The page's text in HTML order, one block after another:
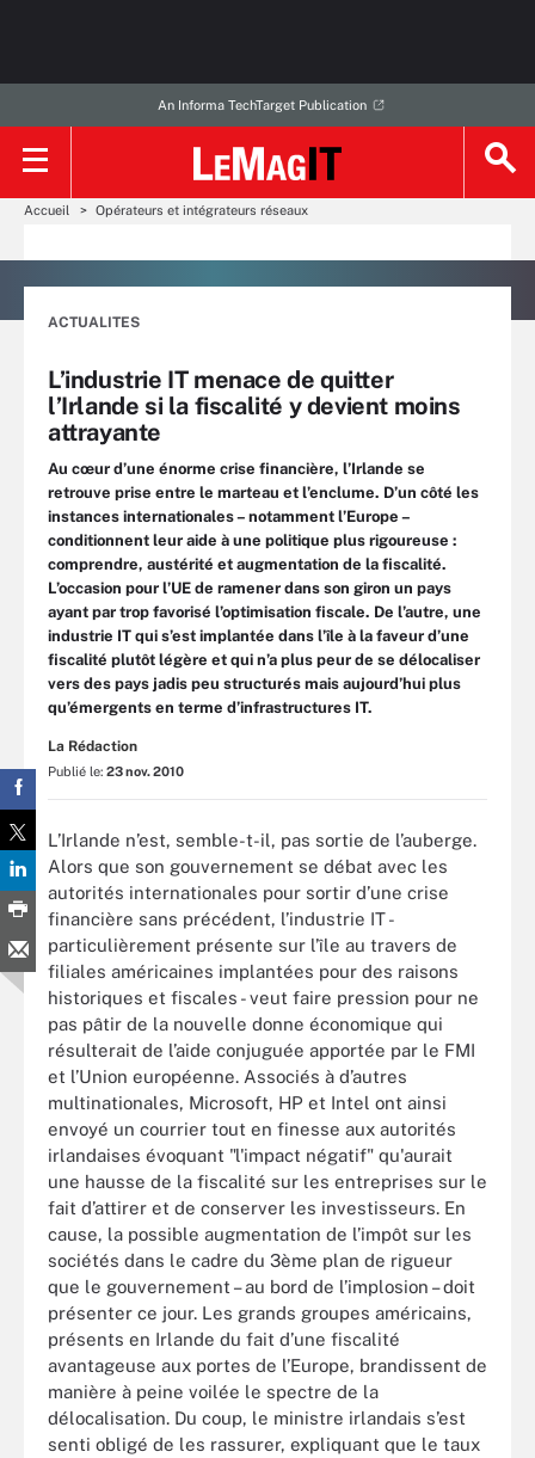
An Informa TechTarget Publication
Accueil Opérateurs et intégrateurs réseaux
ACTUALITES
L’industrie IT menace de quitter
l’Irlande si la fiscalité y devient moins
attrayante
Au cœur d’une énorme crise financière, l’Irlande se
retrouve prise entre le marteau et l’enclume. D’un côté les
instances internationales – notamment l’Europe –
conditionnent leur aide à une politique plus rigoureuse :
comprendre, austérité et augmentation de la fiscalité.
L’occasion pour l’UE de ramener dans son giron un pays
ayant par trop favorisé l’optimisation fiscale. De l’autre, une
industrie IT qui s’est implantée dans l’île à la faveur d’une
fiscalité plutôt légère et qui n’a plus peur de se délocaliser
vers des pays jadis peu structurés mais aujourd’hui plus
qu’émergents en terme d’infrastructures IT.
La Rédaction
Publié le: 23 nov. 2010
L’Irlande n’est, semble-t-il, pas sortie de l’auberge.
Alors que son gouvernement se débat avec les
autorités internationales pour sortir d’une crise
financière sans précédent, l’industrie IT -
particulièrement présente sur l’île au travers de
filiales américaines implantées pour des raisons
historiques et fiscales - veut faire pression pour ne
pas pâtir de la nouvelle donne économique qui
résulterait de l’aide conjuguée apportée par le FMI
et l’Union européenne. Associés à d’autres
multinationales, Microsoft, HP et Intel ont ainsi
envoyé un courrier tout en finesse aux autorités
irlandaises évoquant "l'impact négatif" qu'aurait
une hausse de la fiscalité sur les entreprises sur le
fait d’attirer et de conserver les investisseurs. En
cause, la possible augmentation de l’impôt sur les
sociétés dans le cadre du 3ème plan de rigueur
que le gouvernement – au bord de l’implosion – doit
présenter ce jour. Les grands groupes américains,
présents en Irlande du fait d’une fiscalité
avantageuse aux portes de l’Europe, brandissent de
manière à peine voilée le spectre de la
délocalisation. Du coup, le ministre irlandais s’est
senti obligé de les rassurer, expliquant que le taux